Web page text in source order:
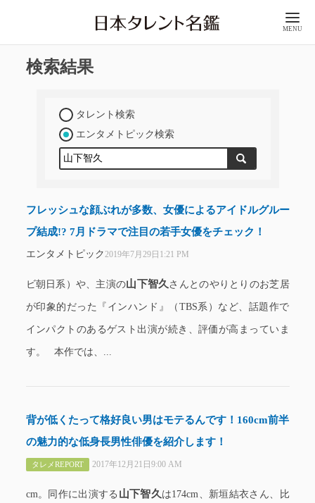
MENU
検索結果
タレント検索
エンタメトピック検索
フレッシュな顔ぶれが多数、女優によるアイドルグルー
プ結成!? 7月ドラマで注目の若手女優をチェック！
エンタメトピック2019年7月29日1:21 PM
ビ朝日系）や、主演の山下智久 さんとのやりとりのお芝居
が印象的だった『インハンド』（TBS系）など、話題作で
インパクトのあるゲスト出演が続き、評価が高まっていま
す。 本作では、...
背が低くたって格好良い男はモテるんです！160cm前半
の魅力的な低身長男性俳優を紹介します！
タレメREPORT 2017年12月21日9:00 AM
cm。同作に出演する 山下智久 は174cm、新垣結衣さん、比